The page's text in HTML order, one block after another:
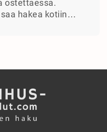
ostettaessa.
hakea kotiin…